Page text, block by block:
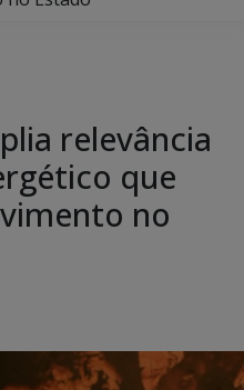
relevância
que
no